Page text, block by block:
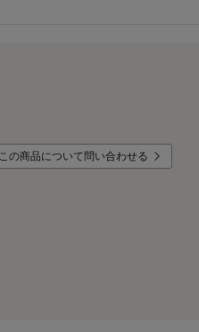
この商品について問い合わせる